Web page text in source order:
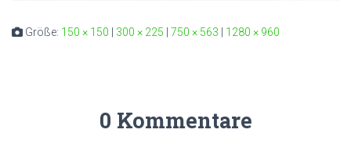
Größe: 150 × 150 | 300 × 225 | 750 × 563 | 1280 × 960
0 Kommentare